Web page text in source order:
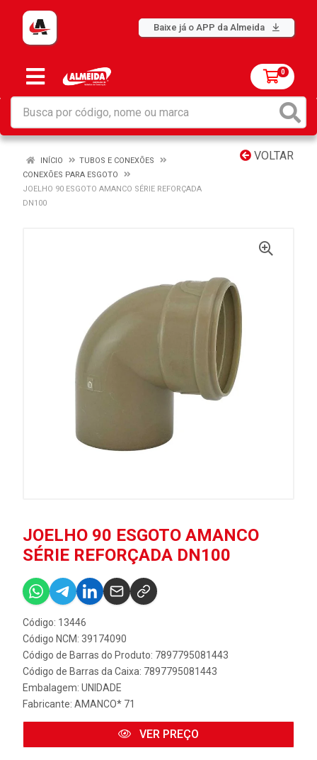
Baixe já o APP da Almeida
0
VOLTAR
INÍCIO
TUBOS E CONEXÕES
CONEXÕES PARA ESGOTO
JOELHO 90 ESGOTO AMANCO SÉRIE REFORÇADA
DN100
JOELHO 90 ESGOTO AMANCO
SÉRIE REFORÇADA DN100
Código: 13446
Código NCM: 39174090
Código de Barras do Produto: 7897795081443
Código de Barras da Caixa: 7897795081443
Embalagem: UNIDADE
Fabricante: AMANCO* 71
VER PREÇO